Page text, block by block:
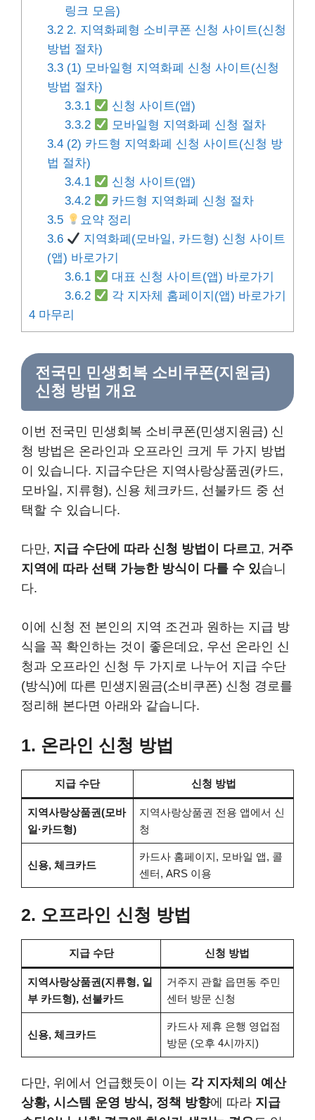
링크 모음)
3.22. 지역화폐형 소비쿠폰 신청 사이트(신청
방법 절차)
3.3(1) 모바일형 지역화폐 신청 사이트(신청
방법 절차)
3.3.1
신청 사이트(앱)
3.3.2
모바일형 지역화폐 신청 절차
3.4(2) 카드형 지역화폐 신청 사이트(신청 방
법 절차)
3.4.1
신청 사이트(앱)
3.4.2
카드형 지역화폐 신청 절차
3.5
요약 정리
3.6
지역화폐(모바일, 카드형) 신청 사이트
(앱) 바로가기
3.6.1
대표 신청 사이트(앱) 바로가기
3.6.2
각 지자체 홈페이지(앱) 바로가기
4 마무리
전국민 민생회복 소비쿠폰(지원금)
신청 방법 개요
이번 전국민 민생회복 소비쿠폰(민생지원금) 신
청 방법은 온라인과 오프라인 크게 두 가지 방법
이 있습니다. 지급수단은 지역사랑상품권(카드,
모바일, 지류형), 신용 체크카드, 선불카드 중 선
택할 수 있습니다.
다만, 지급 수단에 따라 신청 방법이 다르고, 거주
지역에 따라 선택 가능한 방식이 다를 수 있습니
다.
이에 신청 전 본인의 지역 조건과 원하는 지급 방
식을 꼭 확인하는 것이 좋은데요, 우선 온라인 신
청과 오프라인 신청 두 가지로 나누어 지급 수단
(방식)에 따른 민생지원금(소비쿠폰) 신청 경로를
정리해 본다면 아래와 같습니다.
1. 온라인 신청 방법
지급 수단 신청 방법
지역사랑상품권(모바
일·카드형)
지역사랑상품권 전용 앱에서 신
청
신용, 체크카드
카드사 홈페이지, 모바일 앱, 콜
센터, ARS 이용
2. 오프라인 신청 방법
지급 수단 신청 방법
지역사랑상품권(지류형, 일
부 카드형), 선불카드
거주지 관할 읍면동 주민
센터 방문 신청
신용, 체크카드
카드사 제휴 은행 영업점
방문 (오후 4시까지)
다만, 위에서 언급했듯이 이는 각 지자체의 예산
상황, 시스템 운영 방식, 정책 방향에 따라 지급